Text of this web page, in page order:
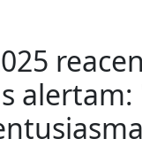
alertam: